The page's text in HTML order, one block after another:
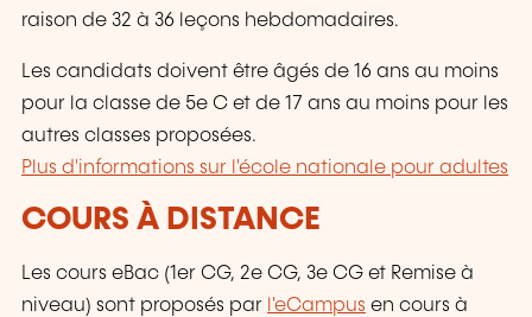
raison de 32 à 36 leçons hebdomadaires.
Les candidats doivent être âgés de 16 ans au moins
pour la classe de 5e C et de 17 ans au moins pour les
autres classes proposées.
Plus d'informations sur l'école nationale pour adultes
COURS À DISTANCE
Les cours eBac (1er CG, 2e CG, 3e CG et Remise à
niveau) sont proposés par l'eCampus en cours à